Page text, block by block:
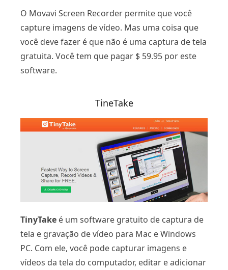
O Movavi Screen Recorder permite que você
capture imagens de vídeo. Mas uma coisa que
você deve fazer é que não é uma captura de tela
gratuita. Você tem que pagar $ 59.95 por este
software.
TineTake
TinyTake é um software gratuito de captura de
tela e gravação de vídeo para Mac e Windows
PC. Com ele, você pode capturar imagens e
vídeos da tela do computador, editar e adicionar